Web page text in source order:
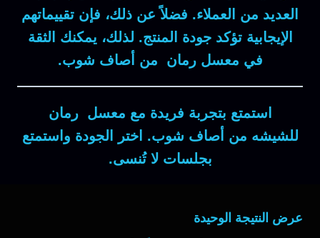
العديد من العملاء. فضلاً عن ذلك، فإن تقييماتهم
الإيجابية تؤكدجودة المنتج. لذلك، يمكنك
الثقة
في معسل رمان من أصاف شوب.
استمتع بتجربة فريدة مع معسل رمان
للشيشه من أصاف شوب. اختر الجودة و استمتع
بجلساتلا تُنسى.
عرض النتيجة الوحيدة